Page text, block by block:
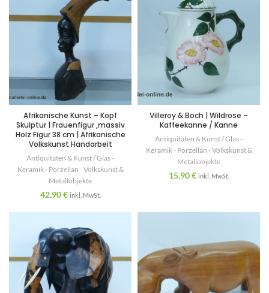
Afrikanische Kunst – Kopf
Skulptur | Frauenfigur ,massiv
Holz Figur 38 cm | Afrikanische
Volkskunst Handarbeit
Antiquitäten & Kunst / Glas -
Keramik - Porzellan - Volkskunst &
Metallobjekte
42,90€ inkl. MwSt.
Villeroy & Boch | Wildrose –
Kaffeekanne / Kanne
Antiquitäten & Kunst / Glas -
Keramik - Porzellan - Volkskunst &
Metallobjekte
15,90€ inkl. MwSt.